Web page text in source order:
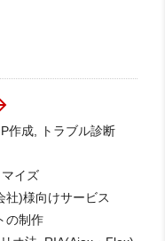
作成, トラブル診断
イズ
社)様向けサービス
の制作